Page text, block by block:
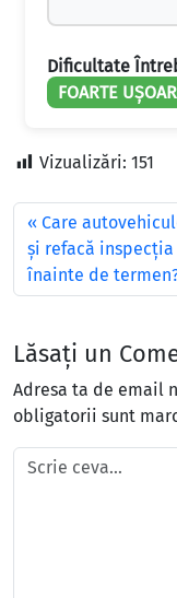
Dificultate
FOARTE
Vizualizări: 151
Care
şi refacă
înainte de
Lăsați un
Adresa ta de email
obligatorii sunt